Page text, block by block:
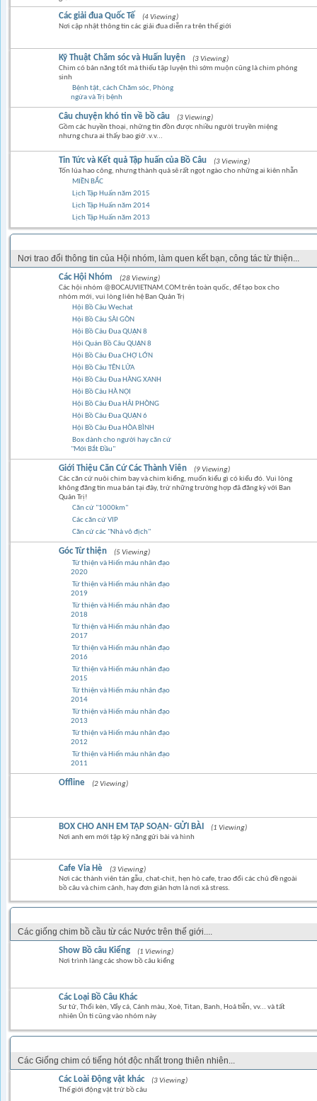
Các giải đua Quốc Tế
(4 Viewing)
Nơi cập nhật thông tin các giải đua diễn ra trên thế giới
Kỹ Thuật Chăm sóc và Huấn luyện
(3 Viewing)
Chim có bản năng tốt mà thiếu tập luyện thì sớm muộn cũng là chim phóng
sinh
Bệnh tật, cách Chăm sóc, Phòng
ngừa và Trị bệnh
Câu chuyện khó tin về bồ câu
(3 Viewing)
Gồm các huyền thoại, những tin đồn được nhiều người truyền miệng
nhưng chưa ai thấy bao giờ .v.v...
Tin Tức và Kết quả Tập huấn của Bồ Câu
(3 Viewing)
Tốn lúa hao công, nhưng thành quả sẽ rất ngọt ngào cho những ai kiên nhẫn
MIỀN BẮC
Lịch Tập Huấn năm 2015
Lịch Tập Huấn năm 2014
Lịch Tập Huấn năm 2013
Nơi trao đổi thông tin của Hội nhóm, làm quen kết bạn, công tác từ thiện...
Các Hội Nhóm
(28 Viewing)
Các hội nhóm @BOCAUVIETNAM.COM trên toàn quốc, để tạo box cho
nhóm mới, vui lòng liên hệ Ban Quản Trị
Hội Bồ Câu Wechat
Hội Bồ Câu SÀI GÒN
Hội Bồ Câu Đua QUẬN 8
Hội Quán Bồ Câu QUẬN 8
Hội Bồ Câu Đua CHỢ LỚN
Hội Bồ Câu TÊN LỬA
Hội Bồ Câu Đua HÀNG XANH
Hội Bồ Câu HÀ NỘI
Hội Bồ Câu Đua HẢI PHÒNG
Hội Bồ Câu Đua QUẬN 6
Hội Bồ Câu Đua HÒA BÌNH
Box dành cho người hay căn cứ
"Mới Bắt Đầu"
Giới Thiệu Căn Cứ Các Thành Viên
(9 Viewing)
Các căn cứ nuôi chim bay và chim kiểng, muốn kiểu gì có kiểu đó. Vui lòng
không đăng tin mua bán tại đây, trừ những trường hợp đã đăng ký với Ban
Quản Trị!
Căn cứ "1000km"
Các căn cứ VIP
Căn cứ các "Nhà vô địch"
Góc Từ thiện
(5 Viewing)
Từ thiện và Hiến máu nhân đạo
2020
Từ thiện và Hiến máu nhân đạo
2019
Từ thiện và Hiến máu nhân đạo
2018
Từ thiện và Hiến máu nhân đạo
2017
Từ thiện và Hiến máu nhân đạo
2016
Từ thiện và Hiến máu nhân đạo
2015
Từ thiện và Hiến máu nhân đạo
2014
Từ thiện và Hiến máu nhân đạo
2013
Từ thiện và Hiến máu nhân đạo
2012
Từ thiện và Hiến máu nhân đạo
2011
Offline (2 Viewing)
BOX CHO ANH EM TẬP SOẠN- GỬI BÀI
(1 Viewing)
Nơi anh em mới tập kỹ năng gửi bài và hình
Cafe Vỉa Hè
(3 Viewing)
Nơi các thành viên tán gẫu, chat-chit, hẹn hò cafe, trao đổi các chủ đề ngoài
bồ câu và chim cảnh, hay đơn giản hơn là nơi xả stress.
Các giống chim bồ cầu từ các Nước trên thế giới....
Show Bồ câu Kiểng
(1 Viewing)
Nơi trình làng các show bồ câu kiểng
Các Loại Bồ Câu Khác
Sư tử, Thổi kèn, Vẩy cá, Cánh màu, Xoè, Titan, Banh, Hoả tiễn, vv... và tất
nhiên Ủn tì cũng vào nhóm này
Các Giống chim có tiếng hót độc nhất trong thiên nhiên...
Các Loài Động vật khác
(3 Viewing)
Thế giới động vật trừ bồ câu